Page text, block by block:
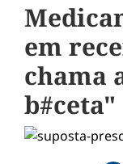
em
chama
b#ceta"